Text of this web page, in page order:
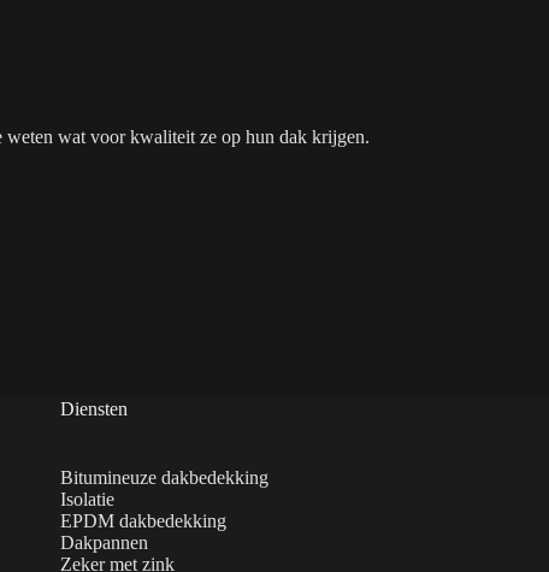
weten wat voor kwaliteit ze op hun dak krijgen.
Diensten
Bitumineuze dakbedekking
Isolatie
EPDM dakbedekking
Dakpannen
Zeker met zink